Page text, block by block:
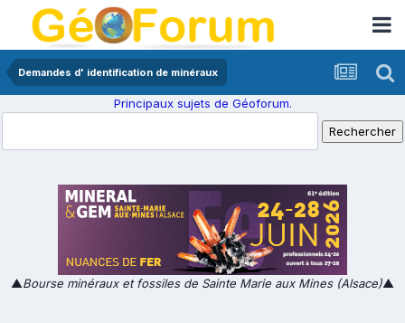
Demandes d' identification de minéraux
Principaux sujets de Géoforum.
▲Bourse minéraux et fossiles de Sainte Marie aux Mines (Alsace)▲